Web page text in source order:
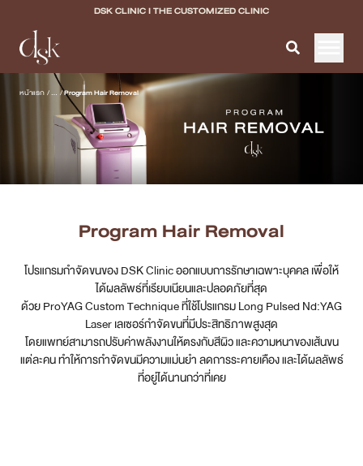
DSK CLINIC I THE CUSTOMIZED CLINIC
หน้าแรก
เกี่ยวกับ DSK Clinic
บริการทั้งหมด
Program Acne Scar
Program Skin Quality
Program Body Confidence
แพทย์ของเรา
หน้าแรก / ... /Program Hair Removal
Program Hair Removal
โปรแกรมกำจัดขนของ DSK Clinic ออกแบบการรักษาเฉพาะบุคคล เพื่อให้
ได้ผลลัพธ์ที่เรียบเนียนและปลอดภัยที่สุด
ด้วย ProYAG Custom Technique ที่ใช้โปรแกรม Long Pulsed Nd:YAG
Laser เลเซอร์กำจัดขนที่มีประสิทธิภาพสูงสุด
โดยแพทย์สามารถปรับค่าพลังงานให้ตรงกับสีผิว และความหนาของเส้นขน
แต่ละคน ทำให้การกำจัดขนมีความแม่นยำ ลดการระคายเคือง และได้ผลลัพธ์
ที่อยู่ได้นานกว่าที่เคย